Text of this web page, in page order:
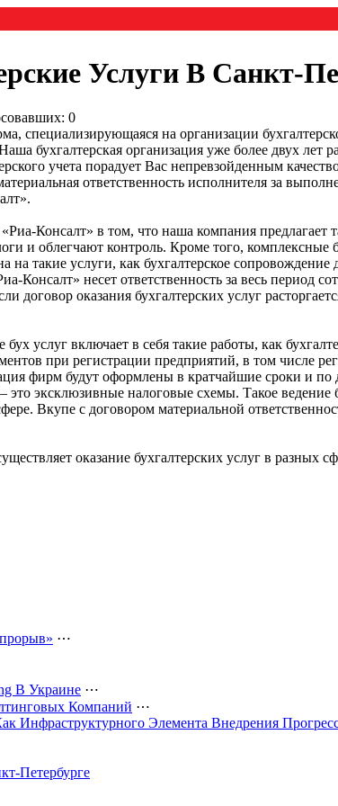
Услуги В Санкт-
0
специализирующаяся на организации
бухгалтерская организация уже более двух лет
учета порадует Вас непревзойденным
ответственность исполнителя за
Консалт» в том, что наша компания предлагает
и облегчают контроль. Кроме того, комплексные
такие услуги, как бухгалтерское сопровождение
Консалт» несет ответственность за весь период
договор оказания бухгалтерских услуг
услуг включает в себя такие работы, как
при регистрации предприятий, в том числе
фирм будут оформлены в кратчайшие сроки и
эксклюзивные налоговые схемы. Такое ведение
Вкупе с договором материальной
оказание бухгалтерских услуг в разных
⋯
В Украине ⋯
Компаний ⋯
Инфраструктурного Элемента Внедрения
Петербурге